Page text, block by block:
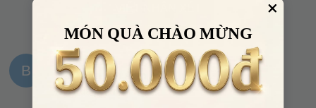
B Bạch Quỳnh Anh
14:23, 02/08/2025
Giày đẹp lắm mn nhé
MÓN QUÀ CHÀO MỪNG